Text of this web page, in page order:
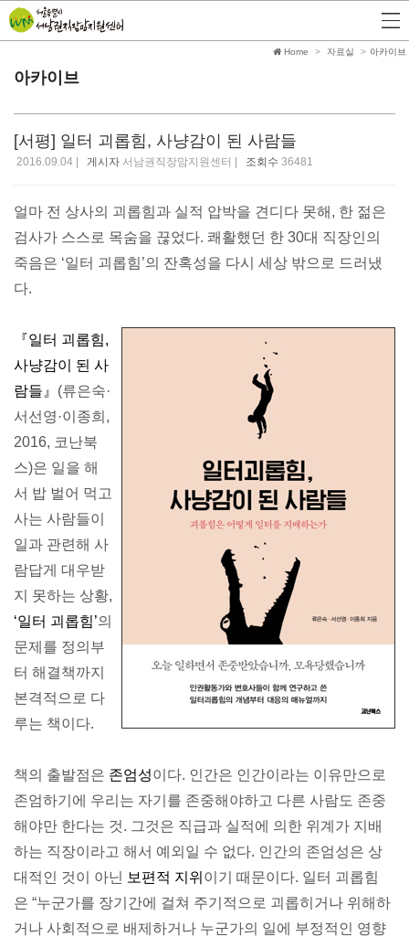
아카이브
Home 자료실 아카이브
[서평] 일터 괴롭힘, 사냥감이 된 사람들
2016.09.04 | 게시자 서남권직장맘지원센터 | 조회수 36481
얼마 전 상사의 괴롭힘과 실적 압박을 견디다 못해, 한 젊은
검사가 스스로 목숨을 끊었다. 쾌활했던 한 30대 직장인의
죽음은 ‘일터 괴롭힘’의 잔혹성을 다시 세상 밖으로 드러냈
다.
『일터 괴롭힘,
사냥감이 된 사
람들』 (류은숙·
서선영·이종희,
2016, 코난북
스)은 일을 해
서 밥 벌어 먹고
사는 사람들이
일과 관련해 사
람답게 대우받
지 못하는 상황,
‘일터 괴롭힘’의
문제를 정의부
터 해결책까지
본격적으로 다
루는 책이다.
책의 출발점은 존엄성이다. 인간은 인간이라는 이유만으로
존엄하기에 우리는 자기를 존중해야하고 다른 사람도 존중
해야만 한다는 것. 그것은 직급과 실적에 의한 위계가 지배
하는 직장이라고 해서 예외일 수 없다. 인간의 존엄성은 상
대적인 것이 아닌
보편적 지위 이기 때문이다. 일터 괴롭힘
은 “누군가를 장기간에 걸쳐 주기적으로 괴롭히거나 위해하
거나 사회적으로 배제하거나 누군가의 일에 부정적인 영향